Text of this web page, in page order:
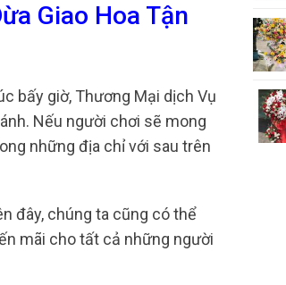
Giao Hoa Tận
bấy giờ, Thương Mại dịch Vụ
Nếu người chơi sẽ mong
những địa chỉ với sau trên
đây, chúng ta cũng có thể
mãi cho tất cả những người